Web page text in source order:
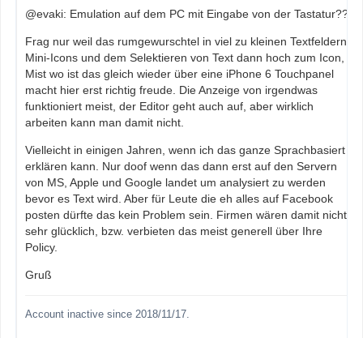
@evaki: Emulation auf dem PC mit Eingabe von der Tastatur???
Frag nur weil das rumgewurschtel in viel zu kleinen Textfeldern,
Mini-Icons und dem Selektieren von Text dann hoch zum Icon,
Mist wo ist das gleich wieder über eine iPhone 6 Touchpanel
macht hier erst richtig freude. Die Anzeige von irgendwas
funktioniert meist, der Editor geht auch auf, aber wirklich
arbeiten kann man damit nicht.
Vielleicht in einigen Jahren, wenn ich das ganze Sprachbasiert
erklären kann. Nur doof wenn das dann erst auf den Servern
von MS, Apple und Google landet um analysiert zu werden
bevor es Text wird. Aber für Leute die eh alles auf Facebook
posten dürfte das kein Problem sein. Firmen wären damit nicht
sehr glücklich, bzw. verbieten das meist generell über Ihre
Policy.
Gruß
Account inactive since 2018/11/17.